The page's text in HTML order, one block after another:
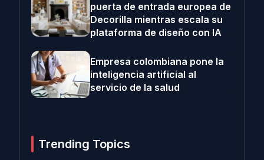
puerta de entrada europea de
Decorilla mientras escala su
plataforma de diseño con IA
Empresa colombiana pone la
inteligencia artificial al
servicio de la salud
Trending Topics